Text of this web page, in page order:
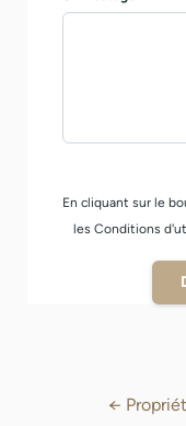
En cliquant sur le
les Conditions
←